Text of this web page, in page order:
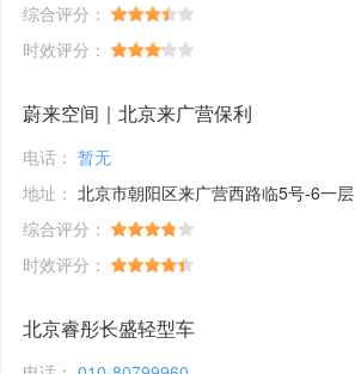
综合评分：
时效评分：
蔚来空间｜北京来广营保利
电话： 暂无
地址： 北京市朝阳区来广营西路临5号-6一层
综合评分：
时效评分：
北京睿彤长盛轻型车